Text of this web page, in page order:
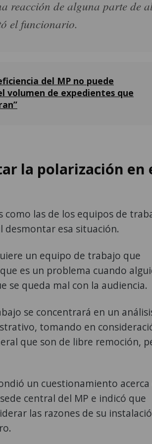
reacción de alguna parte de
el funcionario.
del MP no puede
volumen de expedientes que
la polarización en
como las de los equipos de
desmontar esa situación.
un equipo de trabajo que
es un problema cuando
se queda mal con la audiencia.
se concentrará en un
tomando en
que son de libre remoción,
un cuestionamiento acerca
central del MP e indicó que
las razones de su